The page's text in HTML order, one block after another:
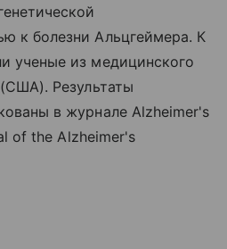
к болезни Альцгеймера. К
ученые из медицинского
Результаты
в журнале Alzheimer's
of the Alzheimer's